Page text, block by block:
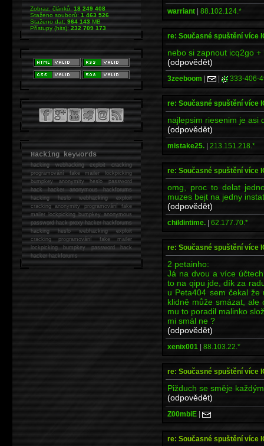
warriant | 88.102.124.*
re: Současné spuštění více
nebo si zapnout icq2go +
(odpovědět)
3zeeboom | | 333-406-
re: Současné spuštění více
najlepsim riesenim je asi
(odpovědět)
mistake25. | 213.151.218.*
re: Současné spuštění více
omg, proc to delat
muzes bejt na jedny
(odpovědět)
childintime. | 62.177.70.*
re: Současné spuštění více
2 petainho:
Já na dvou a více
to na qipu jde, dík za
u Peta404 sem čekal
klidně může smázat,
mu to poradil malinko
mi smál ne ?
(odpovědět)
xenix001 | 88.103.22.*
re: Současné spuštění více
Pižduch se směje
(odpovědět)
Z00mbiE |
re: Současné spuštění více
Zobraz. článků:18 249 408
Staženo souborů:1 463 526
Staženo dat:964 143MB
Přístupy (hits):232 709 173
Hacking keywords
hackingwebhacking exploit cracking
programování fake mailer lockpicking
bumpkey anonymity heslo password
hackhacker anonymous hackforums
hackingheslo webhacking exploit
cracking anonymity programování fake
mailer lockpicking bumpkey anonymous
password hack proxy hacker hackforums
hacking heslo webhacking exploit
cracking programování fake mailer
lockpicking bumpkey password hack
hackerhackforums